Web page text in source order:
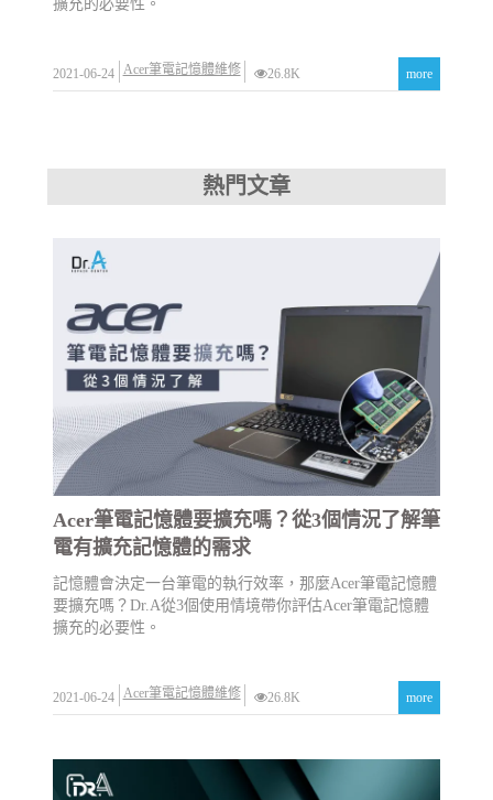
擴充的必要性。
2021-06-24 Acer筆電記憶體維修 26.8K more
熱門文章
Acer筆電記憶體要擴充嗎？從3個情況了解筆
電有擴充記憶體的需求
記憶體會決定一台筆電的執行效率，那麼Acer筆電記憶體
要擴充嗎？Dr.A從3個使用情境帶你評估Acer筆電記憶體
擴充的必要性。
2021-06-24 Acer筆電記憶體維修 26.8K more